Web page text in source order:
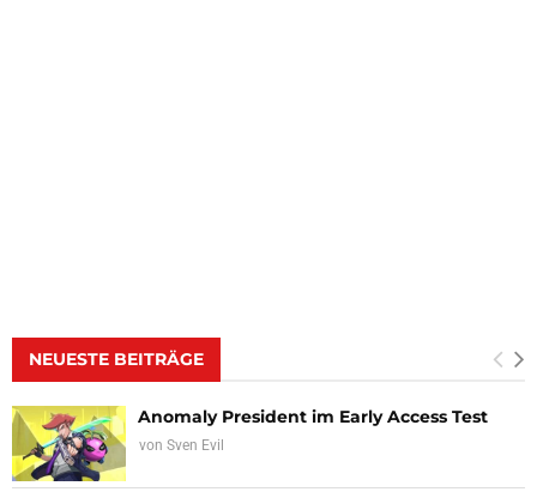
NEUESTE BEITRÄGE
Anomaly President im Early Access Test
von Sven Evil